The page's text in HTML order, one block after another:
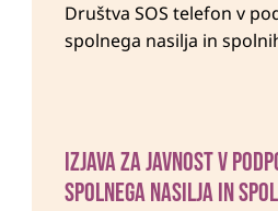
Društva SOS telefon v
spolnega nasilja in
Izjava za javnost v
spolnega nasilja in